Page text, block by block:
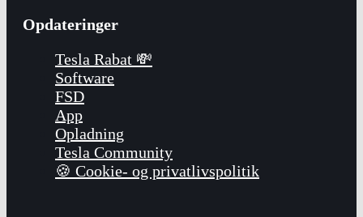
Opdateringer
Tesla Rabat 💸
Software
FSD
App
Opladning
Tesla Community
🍪 Cookie- og privatlivspolitik